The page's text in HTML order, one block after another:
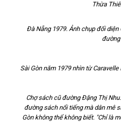
Thừa
Đà Nẵng 1979. Ảnh chụp đối diện
đường
Sài Gòn năm 1979 nhìn từ
Chợ sách cũ đường Đặng Thị
đường sách nổi tiếng mà dân mê
Gòn không thể không biết. "Chỉ là